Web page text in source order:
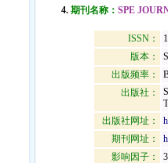
4. 期刊名称： SPE
ISSN：
版本：
出版频率：
出版社：
出版社网址：
期刊网址：
影响因子：